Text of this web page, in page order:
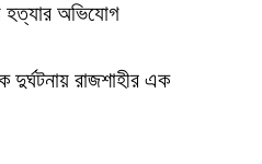
হত্যার অভিযোগ
দুর্ঘটনায় রাজশাহীর এক